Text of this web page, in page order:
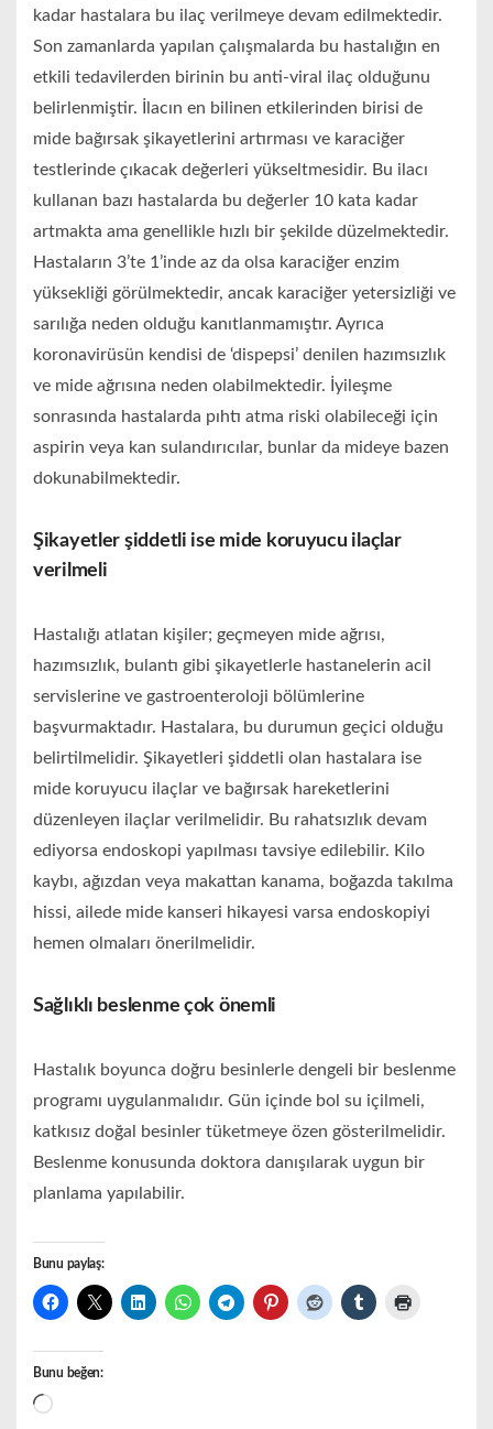
kadar hastalara bu ilaç verilmeye devam edilmektedir.
Son zamanlarda yapılan çalışmalarda bu hastalığın en
etkili tedavilerden birinin bu anti-viral ilaç olduğunu
belirlenmiştir. İlacın en bilinen etkilerinden birisi de
mide bağırsak şikayetlerini artırması ve karaciğer
testlerinde çıkacak değerleri yükseltmesidir. Bu ilacı
kullanan bazı hastalarda bu değerler 10 kata kadar
artmakta ama genellikle hızlı bir şekilde düzelmektedir.
Hastaların 3’te 1’inde az da olsa karaciğer enzim
yüksekliği görülmektedir, ancak karaciğer yetersizliği ve
sarılığa neden olduğu kanıtlanmamıştır. Ayrıca
koronavirüsün kendisi de ‘dispepsi’ denilen hazımsızlık
ve mide ağrısına neden olabilmektedir. İyileşme
sonrasında hastalarda pıhtı atma riski olabileceği için
aspirin veya kan sulandırıcılar, bunlar da mideye bazen
dokunabilmektedir.
Şikayetler şiddetli ise mide koruyucu ilaçlar
verilmeli
Hastalığı atlatan kişiler; geçmeyen mide ağrısı,
hazımsızlık, bulantı gibi şikayetlerle hastanelerin acil
servislerine ve gastroenteroloji bölümlerine
başvurmaktadır. Hastalara, bu durumun geçici olduğu
belirtilmelidir. Şikayetleri şiddetli olan hastalara ise
mide koruyucu ilaçlar ve bağırsak hareketlerini
düzenleyen ilaçlar verilmelidir. Bu rahatsızlık devam
ediyorsa endoskopi yapılması tavsiye edilebilir. Kilo
kaybı, ağızdan veya makattan kanama, boğazda takılma
hissi, ailede mide kanseri hikayesi varsa endoskopiyi
hemen olmaları önerilmelidir.
Sağlıklı beslenme çok önemli
Hastalık boyunca doğru besinlerle dengeli bir beslenme
programı uygulanmalıdır. Gün içinde bol su içilmeli,
katkısız doğal besinler tüketmeye özen gösterilmelidir.
Beslenme konusunda doktora danışılarak uygun bir
planlama yapılabilir.
Bunu paylaş:
Bunu beğen:
Yükleniyor...